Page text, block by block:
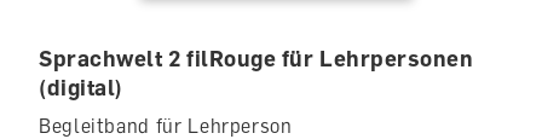
Sprachwelt 2 filRouge für Lehrpersonen
(digital)
Begleitband für Lehrperson